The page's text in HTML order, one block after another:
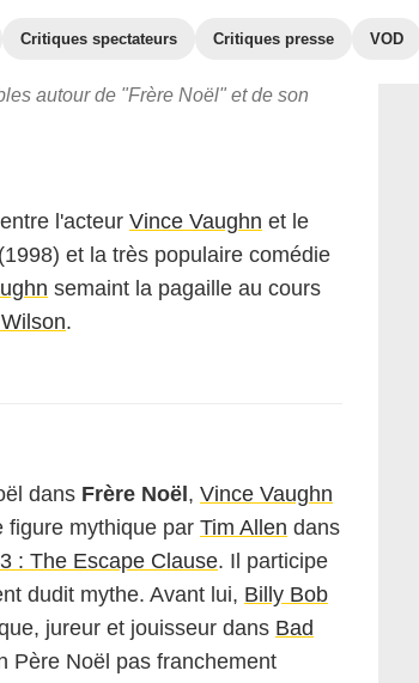
Critiques spectateurs Critiques presse VOD
autour de "Frère Noël" et de son
l'acteur Vince Vaughn et le
(1998) et la très populaire comédie
semaint la pagaille au cours
.
dans Frère Noël , Vince Vaughn
figure mythique par Tim Allen dans
: The Escape Clause. Il participe
dudit mythe. Avant lui, Billy Bob
jureur et jouisseur dans Bad
Père Noël pas franchement